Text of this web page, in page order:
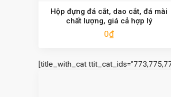
Hộp đựng đá cắt, dao cắt, đá mài
chất lượng, giá cả hợp lý
0₫
[title_with_cat